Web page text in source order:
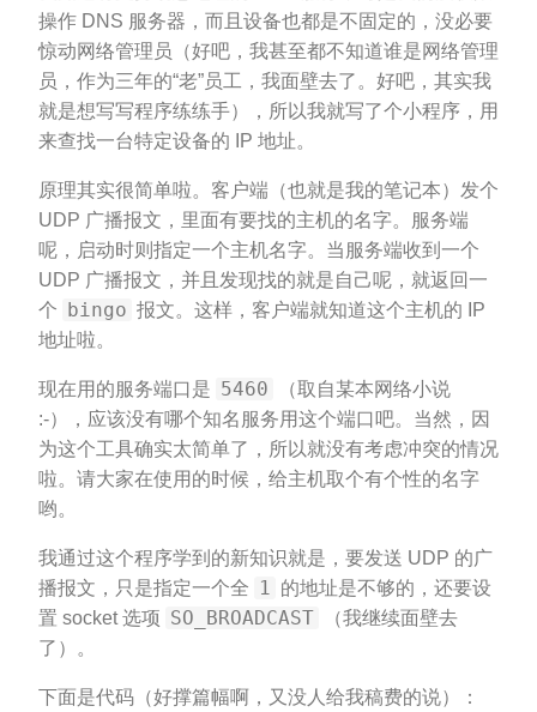
操作 DNS 服务器，而且设备也都是不固定的，没必要
惊动网络管理员（好吧，我甚至都不知道谁是网络管理
员，作为三年的“老”员工，我面壁去了。好吧，其实我
就是想写写程序练练手），所以我就写了个小程序，用
来查找一台特定设备的 IP 地址。
原理其实很简单啦。客户端（也就是我的笔记本）发个
UDP 广播报文，里面有要找的主机的名字。服务端
呢，启动时则指定一个主机名字。当服务端收到一个
UDP 广播报文，并且发现找的就是自己呢，就返回一
个 bingo 报文。这样，客户端就知道这个主机的 IP
地址啦。
现在用的服务端口是 5460
（取自某本网络小说
:-），应该没有哪个知名服务用这个端口吧。当然，因
为这个工具确实太简单了，所以就没有考虑冲突的情况
啦。请大家在使用的时候，给主机取个有个性的名字
哟。
我通过这个程序学到的新知识就是，要发送 UDP 的广
播报文，只是指定一个全
1
的地址是不够的，还要设
置 socket 选项 SO_BROADCAST
（我继续面壁去
了）。
下面是代码（好撑篇幅啊，又没人给我稿费的说）：